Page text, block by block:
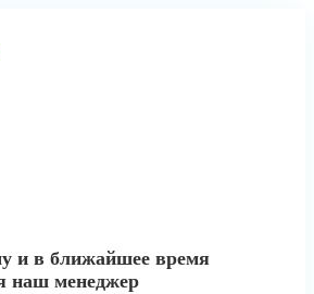
и в ближайшее время
наш менеджер